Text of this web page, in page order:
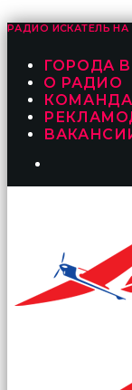
РАДИО ИСКАТЕЛЬ НА
ГОРОДА
О РАДИО
КОМАНДА